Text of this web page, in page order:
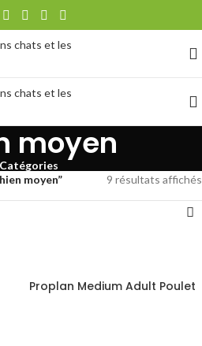
moyen
Catégories
moyen” 9 résultats affichés
Proplan Medium Adult Poulet